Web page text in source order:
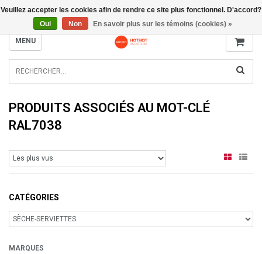
INFO@RADIATORS.SHOP
MENU
PRODUITS ASSOCIÉS AU MOT-CLÉ
RAL7038
CATÉGORIES
MARQUES
Veuillez accepter les cookies afin de rendre ce site plus fonctionnel. D'accord?
Oui
Non En savoir plus sur les témoins (cookies) »